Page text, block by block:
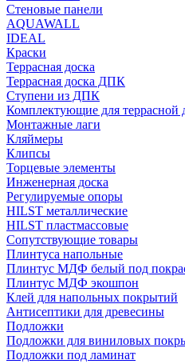
Стеновые панели
AQUAWALL
IDEAL
Краски
Террасная доска
Террасная доска ДПК
Ступени из ДПК
Комплектующие для террасной
Монтажные лаги
Кляймеры
Клипсы
Торцевые элементы
Инженерная доска
Регулируемые опоры
HILST металлические
HILST пластмассовые
Сопутствующие товары
Плинтуса напольные
Плинтус МДФ белый под
Плинтус МДФ экошпон
Клей для напольных покрытий
Антисептики для древесины
Подложки
Подложки для виниловых
Подложки под ламинат